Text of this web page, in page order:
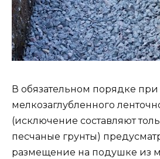
В обязательном порядке при
мелкозаглубленного
(исключение составляют
песчаные грунты)
размещение на подушке из